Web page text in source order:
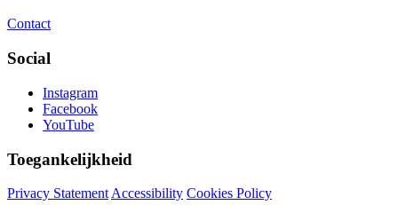
Contact
Social
Instagram
Facebook
YouTube
Toegankelijkheid
Privacy Statement Accessibility Cookies Policy